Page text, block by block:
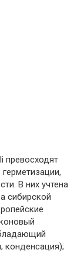
превосходят
В них учтена
сибирской
конденсация);